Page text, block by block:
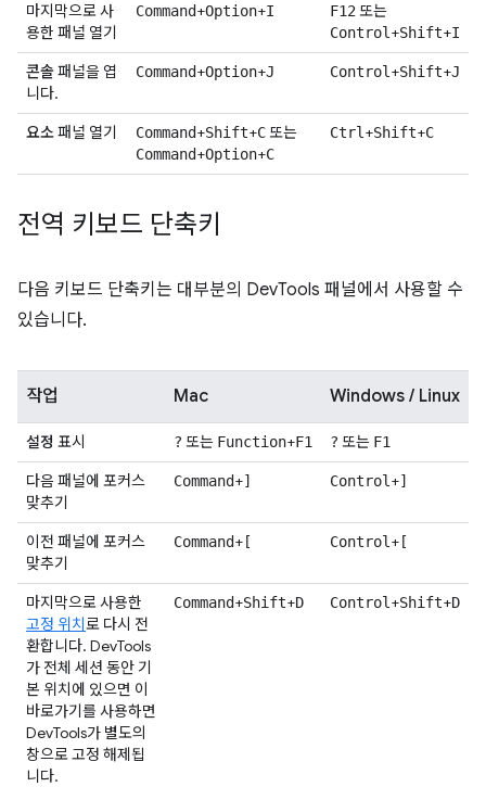
마지막으로 사
용한 패널 열기
Command+Option+I F12 또는
Control +Shift+I
콘솔패널을 엽
니다.
Command+Option+J Control +Shift+J
요소패널 열기 Command+Shift+C 또는
Command+Option+C
Ctrl +Shift+C
전역 키보드 단축키
다음 키보드 단축키는 대부분의 DevTools 패널에서 사용할 수
있습니다.
작업 Mac Windows / Linux
설정 표시 ? 또는 Function+F1 ? 또는 F1
다음 패널에 포커스
맞추기
Command+] Control +]
이전 패널에 포커스
맞추기
Command+ [ Control + [
마지막으로 사용한
고정 위치로 다시 전
환합니다. DevTools
가 전체 세션 동안 기
본 위치에 있으면 이
바로가기를 사용하면
DevTools가 별도의
창으로 고정 해제됩
니다.
Command+Shift+D Control +Shift+D